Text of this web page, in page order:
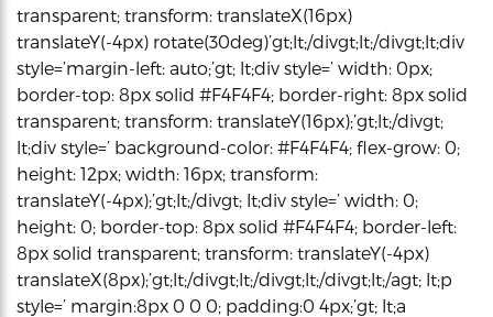
transparent; transform: translateX(16px)
translateY(-4px) rotate(30deg)’gt;lt;/divgt;lt;/divgt;lt;div
style=’margin-left: auto;’gt; lt;div style=’ width: 0px;
border-top: 8px solid #F4F4F4; border-right: 8px solid
transparent; transform: translateY(16px);’gt;lt;/divgt;
lt;div style=’ background-color: #F4F4F4; flex-grow: 0;
height: 12px; width: 16px; transform:
translateY(-4px);’gt;lt;/divgt; lt;div style=’ width: 0;
height: 0; border-top: 8px solid #F4F4F4; border-left:
8px solid transparent; transform: translateY(-4px)
translateX(8px);’gt;lt;/divgt;lt;/divgt;lt;/divgt;lt;/agt; lt;p
style=’ margin:8px 0 0 0; padding:0 4px;’gt; lt;a